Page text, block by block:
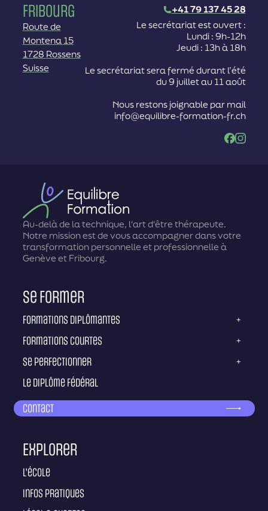
Fribourg
+41 79 137 45 28
Route de
Montena 15
1728 Rossens
Suisse
Le secrétariat est ouvert :
Lundi : 9h-12h
Jeudi : 13h à 18h
Le secrétariat sera fermé durant l’été
du 9 juillet au 11 août
Nous restons joignable par mail
info@equilibre-formation-fr.ch
Facebook
Au-delà de la technique, l'art d'être thérapeute.
Notre mission est de vous accompagner dans votre
transformation personnelle et professionnelle à
Genève et Fribourg.
Se former
Formations diplômantes +
Formations courtes +
Se perfectionner +
Le diplôme fédéral
Contact
Explorer
L'école
Infos pratiques